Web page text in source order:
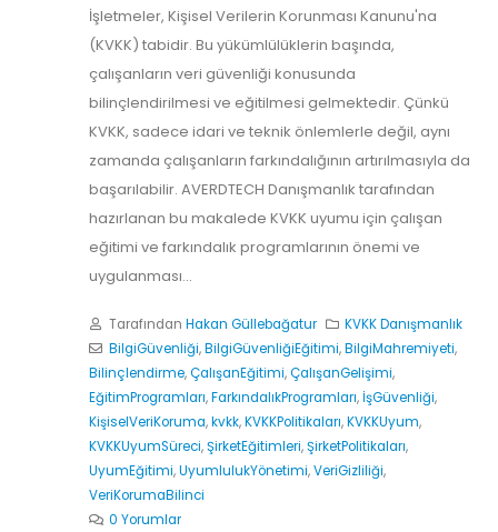
İşletmeler, Kişisel Verilerin Korunması Kanunu'na
(KVKK) tabidir. Bu yükümlülüklerin başında,
çalışanların veri güvenliği konusunda
bilinçlendirilmesi ve eğitilmesi gelmektedir. Çünkü
KVKK, sadece idari ve teknik önlemlerle değil, aynı
zamanda çalışanların farkındalığının artırılmasıyla da
başarılabilir. AVERDTECH Danışmanlık tarafından
hazırlanan bu makalede KVKK uyumu için çalışan
eğitimi ve farkındalık programlarının önemi ve
uygulanması...
Tarafından Hakan Güllebağatur
KVKK Danışmanlık
BilgiGüvenliği,BilgiGüvenliğiEğitimi,BilgiMahremiyeti,
Bilinçlendirme,ÇalışanEğitimi,ÇalışanGelişimi,
EğitimProgramları,FarkındalıkProgramları, İşGüvenliği,
KişiselVeriKoruma,kvkk,KVKKPolitikaları,KVKKUyum,
KVKKUyumSüreci,ŞirketEğitimleri,ŞirketPolitikaları,
UyumEğitimi,UyumlulukYönetimi,VeriGizliliği,
VeriKorumaBilinci
0 Yorumlar